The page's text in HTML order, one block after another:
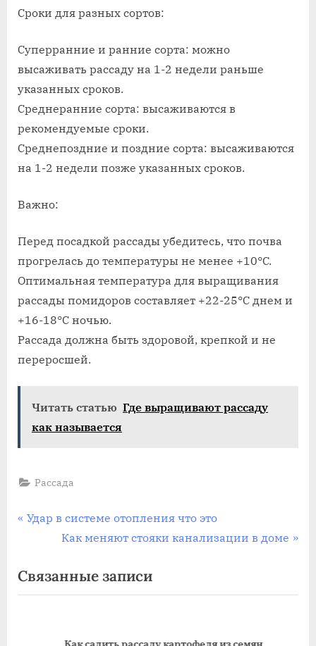
Сроки для разных сортов:
Суперранние и ранние сорта: можно
высаживать рассаду на 1-2 недели раньше
указанных сроков.
Среднеранние сорта: высаживаются в
рекомендуемые сроки.
Среднепоздние и поздние сорта: высаживаются
на 1-2 недели позже указанных сроков.
Важно:
Перед посадкой рассады убедитесь, что почва
прогрелась до температуры не менее +10°C.
Оптимальная температура для выращивания
рассады помидоров составляет +22-25°C днем и
+16-18°C ночью.
Рассада должна быть здоровой, крепкой и не
переросшей.
Читать статью Где выращивают рассаду
как называется
Рассада
Навигация
записям
П
д
ы
Удар в системе отопления что это
С
е
д
Как меняют стояки канализации в доме
Связанные записи